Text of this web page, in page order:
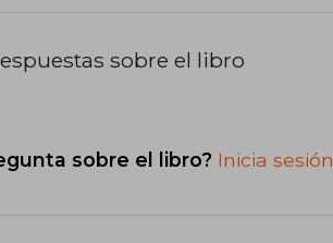
sobre el libro
sobre el libro? Inicia sesión